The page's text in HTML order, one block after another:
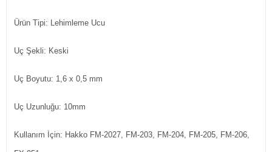
Ürün Tipi: Lehimleme Ucu
Uç Şekli: Keski
Uç Boyutu: 1,6 x 0,5 mm
Uç Uzunluğu: 10mm
Kullanım İçin: Hakko FM-2027, FM-203, FM-204, FM-205, FM-206,